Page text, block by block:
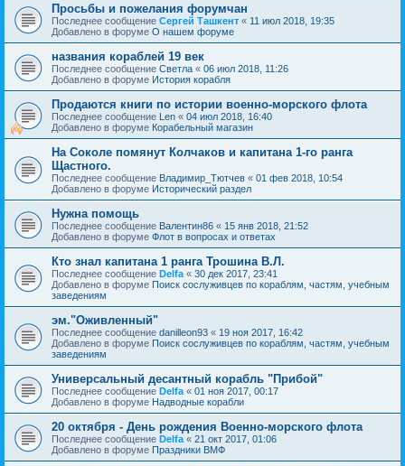
Просьбы и пожелания форумчан
Последнее сообщение Сергей Ташкент « 11 июл 2018, 19:35
Добавлено в форуме О нашем форуме
названия кораблей 19 век
Последнее сообщение Cветла « 06 июл 2018, 11:26
Добавлено в форуме История корабля
Продаются книги по истории военно-морского флота
Последнее сообщение Len « 04 июл 2018, 16:40
Добавлено в форуме Корабельный магазин
На Соколе помянут Колчаков и капитана 1-го ранга
Щастного.
Последнее сообщение Владимир_Тютчев « 01 фев 2018, 10:54
Добавлено в форуме Исторический раздел
Нужна помощь
Последнее сообщение Валентин86 « 15 янв 2018, 21:52
Добавлено в форуме Флот в вопросах и ответах
Кто знал капитана 1 ранга Трошина В.Л.
Последнее сообщение Delfa « 30 дек 2017, 23:41
Добавлено в форуме Поиск сослуживцев по кораблям, частям, учебным
заведениям
эм."Оживленный"
Последнее сообщение danilleon93 « 19 ноя 2017, 16:42
Добавлено в форуме Поиск сослуживцев по кораблям, частям, учебным
заведениям
Универсальный десантный корабль "Прибой"
Последнее сообщение Delfa « 01 ноя 2017, 00:17
Добавлено в форуме Надводные корабли
20 октября - День рождения Военно-морского флота
Последнее сообщение Delfa « 21 окт 2017, 01:06
Добавлено в форуме Праздники ВМФ